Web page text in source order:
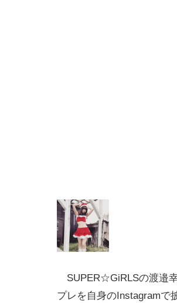
SUPER☆GiRLSの渡邉
プレを自身のInstagramで